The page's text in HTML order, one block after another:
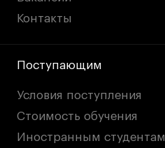
Контакты
Поступающим
Условия поступления
Стоимость обучения
Иностранным студентам